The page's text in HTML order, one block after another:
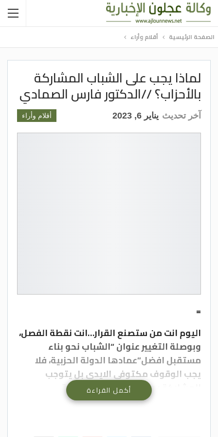
الصفحة الرئيسية أقلام وأراء
لماذا يجب على الشباب المشاركة
بالأحزاب؟ //الدكتور فارس الصمادي
أقلام وأراء آخر تحديث يناير 6, 2023
=
اليوم انت من ستصنع القرار…انت نقطة الفصل،
وبوصلة التغيير عنوان “الشباب نحو بناء
مستقبل افضل”عمادها الدولة الحزبية، فلا
يجب الوقوف مكتوفي الايدي بل يتوجب
المشاركة بحزب يمثل الرؤية الثاقبة
والتشاركية الفاعلة والتي تعد بريق الامل الذي
أكمل القراءة